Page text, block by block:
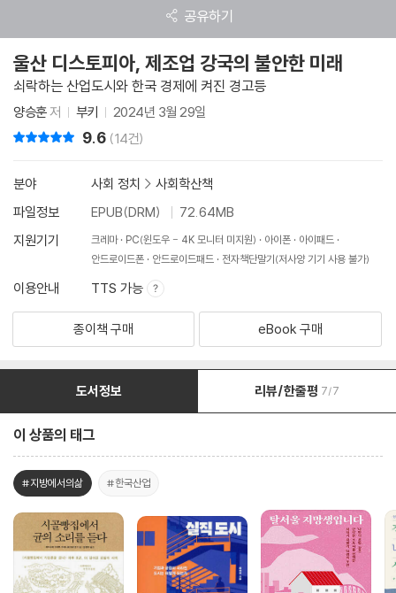
공유하기
울산 디스토피아, 제조업 강국의 불안한 미래
쇠락하는 산업도시와 한국 경제에 켜진 경고등
양승훈저 부키 2024년 3월 29일
9.6 (14건)
분야 사회 정치 > 사회학산책
파일정보
EPUB(DRM)
72.64MB
지원기기
크레마 PC(윈도우 - 4K 모니터 미지원) 아이폰
아이패드
안드로이드폰
안드로이드패드 전자책단말기(저사양 기기 사용 불가)
이용안내 TTS 가능
종이책 구매 eBook 구매
도서정보 리뷰/한줄평 7/7
이 상품의 태그
#지방에서의삶 #한국산업